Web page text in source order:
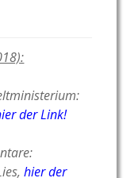
der Link!
hier der